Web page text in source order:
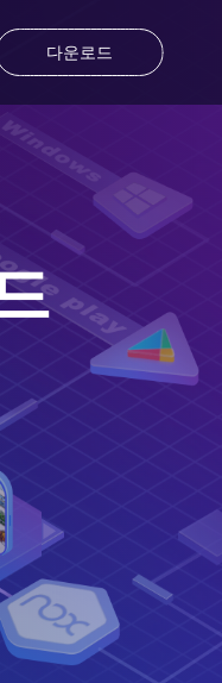
다운로드